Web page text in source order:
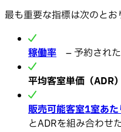
最も重要な指標は次のとお
稼働率 – 予約され
平均客室単価（ADR）
販売可能客室1室あ
とADRを組み合わせ